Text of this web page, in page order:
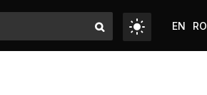
EN RO